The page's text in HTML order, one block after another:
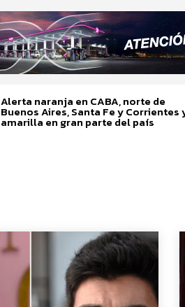
Alerta naranja en CABA, norte de
Buenos Aires, Santa Fe y Corrientes
amarilla en gran parte del país